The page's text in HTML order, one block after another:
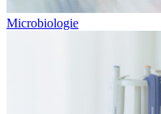
Microbiologie